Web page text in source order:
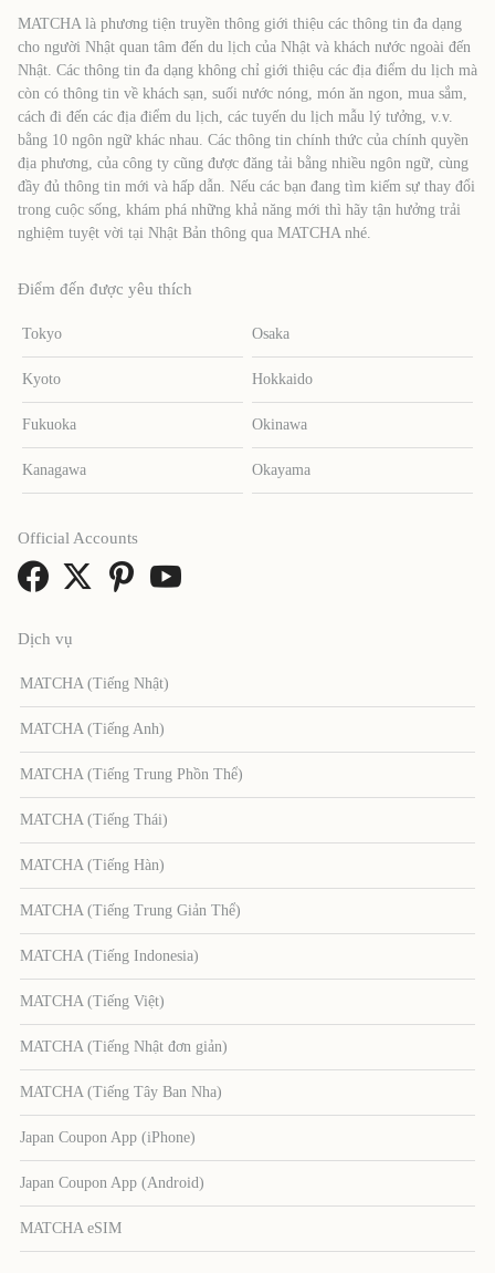
MATCHA là phương tiện truyền thông giới thiệu các thông tin đa dạng
cho người Nhật quan tâm đến du lịch của Nhật và khách nước ngoài đến
Nhật. Các thông tin đa dạng không chỉ giới thiệu các địa điểm du lịch mà
còn có thông tin về khách sạn, suối nước nóng, món ăn ngon, mua sắm,
cách đi đến các địa điểm du lịch, các tuyến du lịch mẫu lý tưởng, v.v.
bằng 10 ngôn ngữ khác nhau. Các thông tin chính thức của chính quyền
địa phương, của công ty cũng được đăng tải bằng nhiều ngôn ngữ, cùng
đầy đủ thông tin mới và hấp dẫn. Nếu các bạn đang tìm kiếm sự thay đổi
trong cuộc sống, khám phá những khả năng mới thì hãy tận hưởng trải
nghiệm tuyệt vời tại Nhật Bản thông qua MATCHA nhé.
Điểm đến được yêu thích
Tokyo Osaka
Kyoto Hokkaido
Fukuoka Okinawa
Kanagawa Okayama
Dịch vụ
MATCHA (Tiếng Nhật)
MATCHA (Tiếng Anh)
MATCHA (Tiếng Trung Phồn Thể)
MATCHA (Tiếng Thái)
MATCHA (Tiếng Hàn)
MATCHA (Tiếng Trung Giản Thể)
MATCHA (Tiếng Indonesia)
MATCHA (Tiếng Việt)
MATCHA (Tiếng Nhật đơn giản)
MATCHA (Tiếng Tây Ban Nha)
Japan Coupon App (iPhone)
Japan Coupon App (Android)
MATCHA eSIM
Official Accounts